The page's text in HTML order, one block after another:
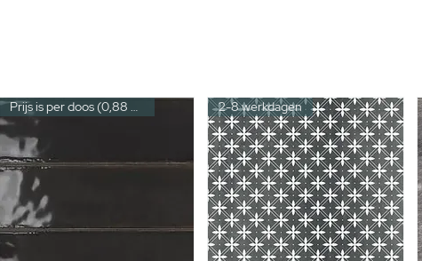
Prijs is per doos (0,88 m²) 2-8 werkdagen